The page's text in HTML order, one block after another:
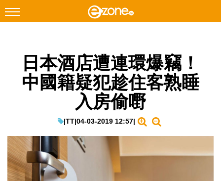
Facebook Instagram
科技焦點
教學評測
EduTech
IT Times
日本酒店遭連環爆竊！
中國籍疑犯趁住客熟睡
入房偷嘢
|TT|04-03-2019 12:57|